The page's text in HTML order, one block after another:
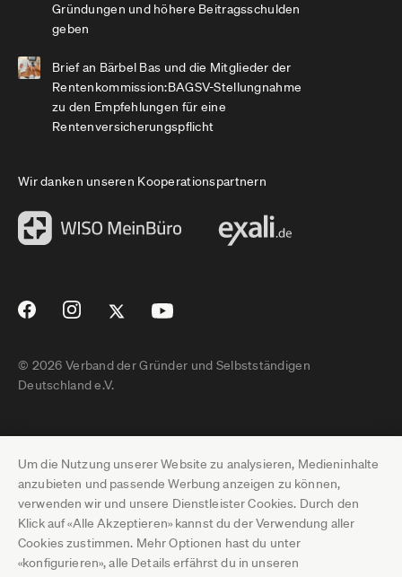
Um die Nutzung unserer Website zu analysieren, Medieninhalte
anzubieten und passende Werbung anzeigen zu können,
verwenden wir und unsere Dienstleister Cookies. Durch den
Klick auf «Alle Akzeptieren» kannst du der Verwendung aller
Cookies zustimmen. Mehr Optionen hast du unter
«konfigurieren», alle Details erfährst du in unseren
Gründungen und höhere Beitragsschulden
geben
Brief an Bärbel Bas und die Mitglieder der
Rentenkommission:BAGSV-Stellungnahme
zu den Empfehlungen für eine
Rentenversicherungspflicht
Wir danken unseren Kooperationspartnern
© 2026 Verband der Gründer und Selbstständigen
Deutschland e.V.
Impressum
Datenschutz
Pressebereich